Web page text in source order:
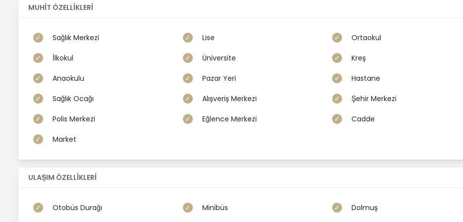
Açık Hava Sosyal Tesisleri
Showroom
Ticari İşletme
Prefabrik veya çelik konstrüksiyon ticari yapılar
gibi projeler geliştirilmesi değerlendirilebilir.
Lokasyon Avantajları
✔ 2.469,37 m² kullanım alanı
✔ Tespo, Honda Plaza ve Tuna Plaza'nın bulunduğu ticaret aksında
MUHİT ÖZELLİKLERİ
Sağlık Merkezi Lise Ortaokul
İlkokul Üniversite Kreş
Anaokulu Pazar Yeri Hastane
Sağlık Ocağı Alışveriş Merkezi Şehir Merkezi
Polis Merkezi Eğlence Merkezi Cadde
Market
ULAŞIM ÖZELLİKLERİ
Otobüs Durağı Minibüs Dolmuş